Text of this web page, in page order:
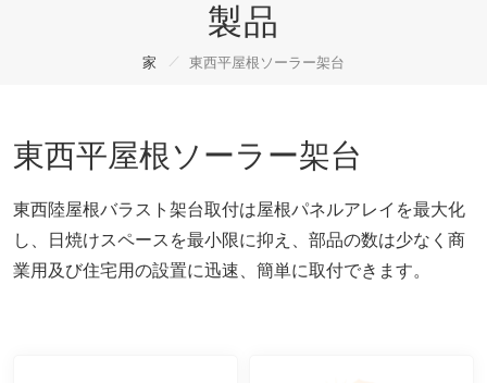
製品
家 / 東西平屋根ソーラー架台
東西平屋根ソーラー架台
東西陸屋根バラスト架台取付は屋根パネルアレイを最大化
し、日焼けスペースを最小限に抑え、部品の数は少なく商
業用及び住宅用の設置に迅速、簡単に取付できます。